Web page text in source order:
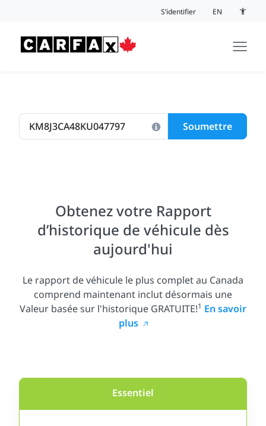
S’identifier
EN
Soumettre
Obtenez votre Rapport
d’historique de véhicule dès
aujourd'hui
Le rapport de véhicule le plus complet au Canada
comprend maintenant inclut désormais une
Valeur basée sur l'historique GRATUITE!1 En savoir
plus
Essentiel